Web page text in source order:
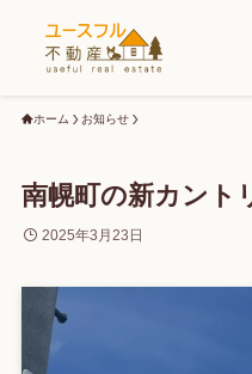
ホーム お知らせ
南幌町の新カント
2025年3月23日